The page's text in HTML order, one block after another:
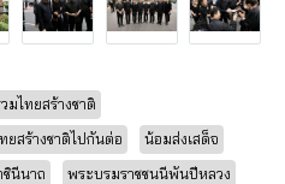
มไทยสร้างชาติ
ยสร้างชาติไปกันต่อ
น้อมส่งเสด็จ
นีนาถ
พระบรมราชชนนีพันปีหลวง